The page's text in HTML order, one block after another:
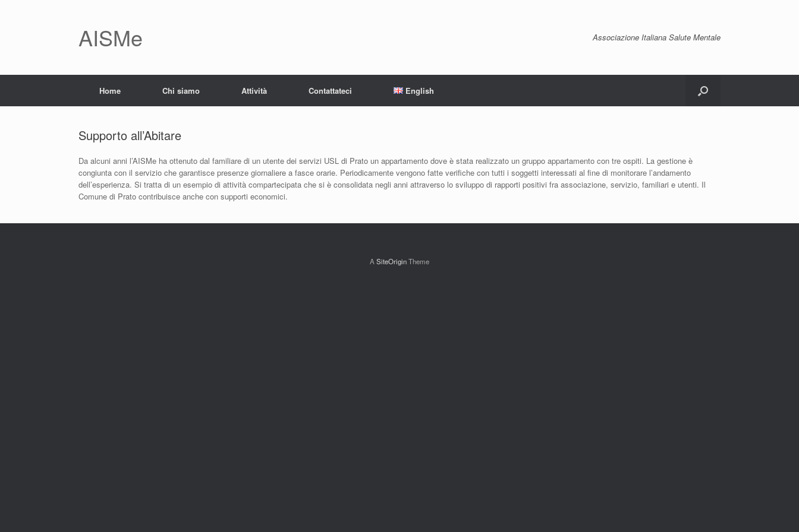
AISMe Associazione Italiana Salute Mentale
Home Chi siamo Attività Contattateci English
Supporto all’Abitare
Da alcuni anni l’AISMe ha ottenuto dal familiare di un utente dei servizi USL di Prato un appartamento dove è stata realizzato un gruppo appartamento con tre ospiti. La gestione è
congiunta con il servizio che garantisce presenze giornaliere a fasce orarie. Periodicamente vengono fatte verifiche con tutti i soggetti interessati al fine di monitorare l’andamento
dell’esperienza. Si tratta di un esempio di attività compartecipata che si è consolidata negli anni attraverso lo sviluppo di rapporti positivi fra associazione, servizio, familiari e utenti. Il
Comune di Prato contribuisce anche con supporti economici.
A SiteOriginTheme